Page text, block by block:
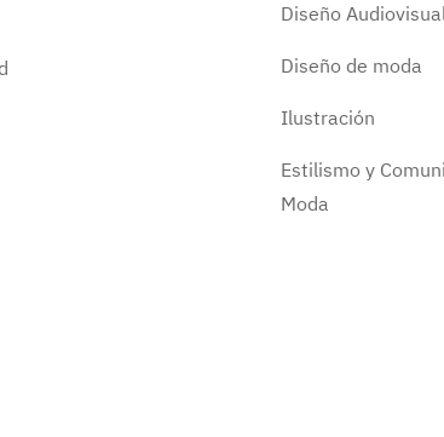
Diseño
Diseño de moda
Ilustración
Estilismo y
Moda